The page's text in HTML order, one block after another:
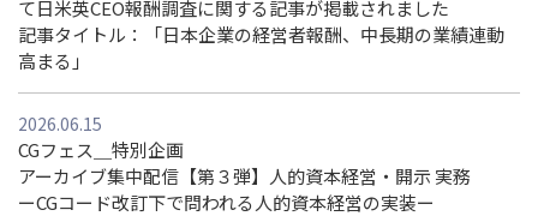
て日米英CEO報酬調査に関する記事が掲載されました
記事タイトル：「日本企業の経営者報酬、中長期の業績連動
高まる」
2026.06.15
CGフェス＿特別企画
アーカイブ集中配信【第３弾】人的資本経営・開示 実務
ーCGコード改訂下で問われる人的資本経営の実装ー